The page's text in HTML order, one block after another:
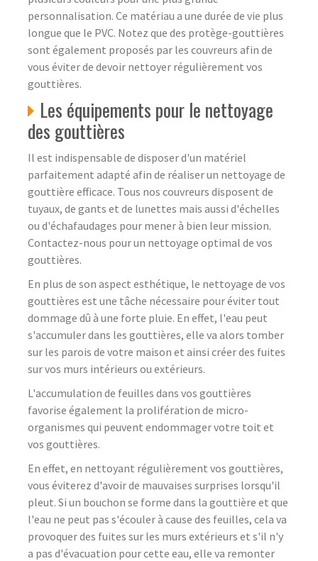
personnalisation. Ce matériau a une durée de vie plus
longue que le PVC. Notez que des protège-gouttières
sont également proposés par les couvreurs afin de
vous éviter de devoir nettoyer régulièrement vos
gouttières.
Les équipements pour le nettoyage
des gouttières
Il est indispensable de disposer d'un matériel
parfaitement adapté afin de réaliser un nettoyage de
gouttière efficace. Tous nos couvreurs disposent de
tuyaux, de gants et de lunettes mais aussi d'échelles
ou d'échafaudages pour mener à bien leur mission.
Contactez-nous pour un nettoyage optimal de vos
gouttières.
En plus de son aspect esthétique, le nettoyage de vos
gouttières est une tâche nécessaire pour éviter tout
dommage dû à une forte pluie. En effet, l'eau peut
s'accumuler dans les gouttières, elle va alors tomber
sur les parois de votre maison et ainsi créer des fuites
sur vos murs intérieurs ou extérieurs.
L'accumulation de feuilles dans vos gouttières
favorise également la prolifération de micro-
organismes qui peuvent endommager votre toit et
vos gouttières.
En effet, en nettoyant régulièrement vos gouttières,
vous éviterez d'avoir de mauvaises surprises lorsqu'il
pleut. Si un bouchon se forme dans la gouttière et que
l'eau ne peut pas s'écouler à cause des feuilles, cela va
provoquer des fuites sur les murs extérieurs et s'il n'y
a pas d'évacuation pour cette eau, elle va remonter